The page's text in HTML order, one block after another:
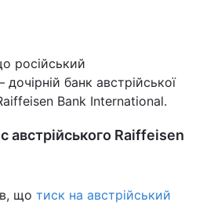
російський
банк австрійської
Bank International.
австрійського Raiffeisen
що тиск на австрійський